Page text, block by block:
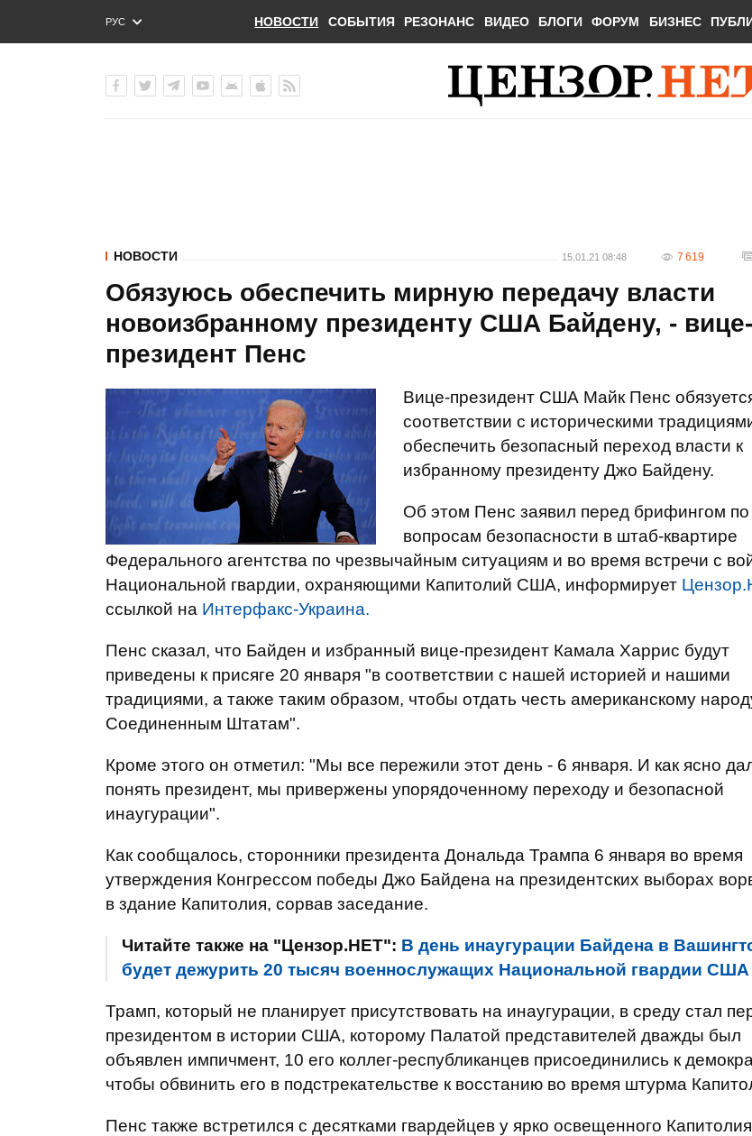
РУС
ENG
НОВОСТИ СОБЫТИЯ РЕЗОНАНС ВИДЕО БЛОГИ ФОРУМ БИЗНЕС
НОВОСТИ 15.01.21 08:48 7 619
Обязуюсь обеспечить мирную передачу власти
новоизбранному президенту США Байдену, - вице-
президент Пенс
Вице-президент США Майк Пенс
соответствии с историческими
обеспечить безопасный переход власти к
избранному президенту Джо Байдену.
Об этом Пенс заявил перед брифингом по
вопросам безопасности в штаб-квартире
Федерального агентства по чрезвычайным ситуациям и во время встречи с
Национальной гвардии, охраняющими Капитолий США, информирует
ссылкой на Интерфакс-Украина.
Пенс сказал, что Байден и избранный вице-президент Камала Харрис будут
приведены к присяге 20 января "в соответствии с нашей историей и нашими
традициями, а также таким образом, чтобы отдать честь американскому
Соединенным Штатам".
Кроме этого он отметил: "Мы все пережили этот день - 6 января. И как ясно
понять президент, мы привержены упорядоченному переходу и безопасной
инаугурации".
Как сообщалось, сторонники президента Дональда Трампа 6 января во время
утверждения Конгрессом победы Джо Байдена на президентских выборах
в здание Капитолия, сорвав заседание.
Читайте также на "Цензор.НЕТ": В день инаугурации Байдена в
будет дежурить 20 тысяч военнослужащих Национальной гвардии США
Трамп, который не планирует присутствовать на инаугурации, в среду стал
президентом в истории США, которому Палатой представителей дважды был
объявлен импичмент, 10 его коллег-республиканцев присоединились к
чтобы обвинить его в подстрекательстве к восстанию во время штурма
Пенс также встретился с десятками гвардейцев у ярко освещенного